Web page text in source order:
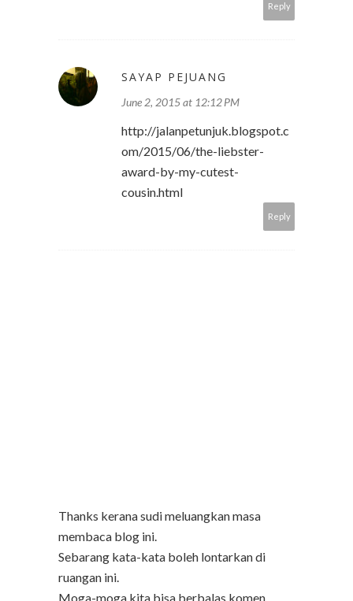
Reply
SAYAP PEJUANG
June 2, 2015 at 12:12 PM
http://jalanpetunjuk.blogspot.c
om/2015/06/the-liebster-
award-by-my-cutest-
cousin.html
Reply
Thanks kerana sudi meluangkan masa
membaca blog ini.
Sebarang kata-kata boleh lontarkan di
ruangan ini.
Moga-moga kita bisa berbalas komen